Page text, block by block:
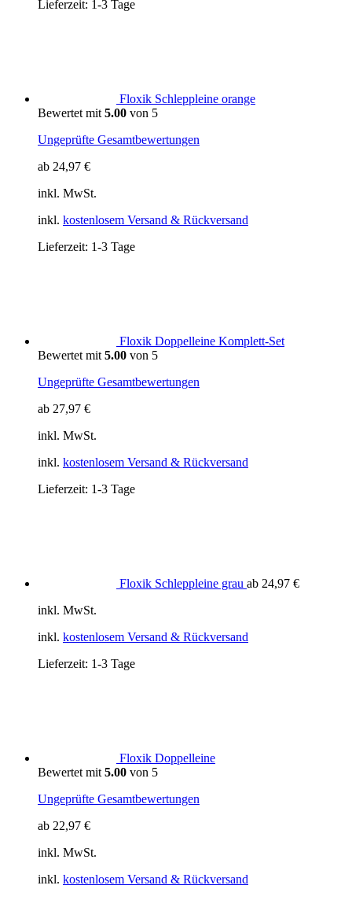
Lieferzeit: 1-3 Tage
Floxik Schleppleine orange
Bewertet mit5.00 von 5
Ungeprüfte Gesamtbewertungen
ab 24,97 €
inkl. MwSt.
inkl. kostenlosem Versand & Rückversand
Lieferzeit: 1-3 Tage
Floxik Doppelleine Komplett-Set
Bewertet mit5.00 von 5
Ungeprüfte Gesamtbewertungen
ab 27,97 €
inkl. MwSt.
inkl. kostenlosem Versand & Rückversand
Lieferzeit: 1-3 Tage
Floxik Schleppleine grau ab 24,97 €
inkl. MwSt.
inkl. kostenlosem Versand & Rückversand
Lieferzeit: 1-3 Tage
Floxik Doppelleine
Bewertet mit5.00 von 5
Ungeprüfte Gesamtbewertungen
ab 22,97 €
inkl. MwSt.
inkl. kostenlosem Versand & Rückversand